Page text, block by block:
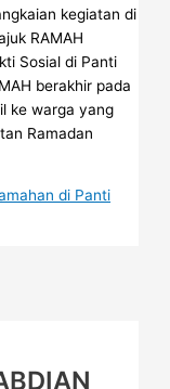
kegiatan di
RAMAH
Sosial di Panti
berakhir pada
ke warga yang
Ramadan
di Panti